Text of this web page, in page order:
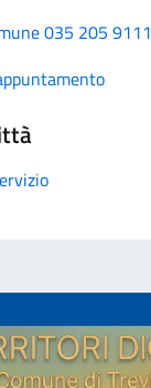
035 205 9111